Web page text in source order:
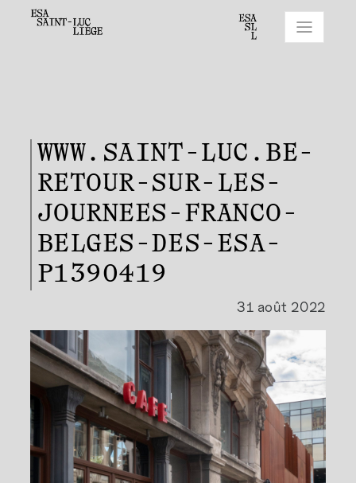
WWW.SAINT-LUC.BE-
RETOUR-SUR-LES-
JOURNEES-FRANCO-
BELGES-DES-ESA-
P1390419
31 août 2022